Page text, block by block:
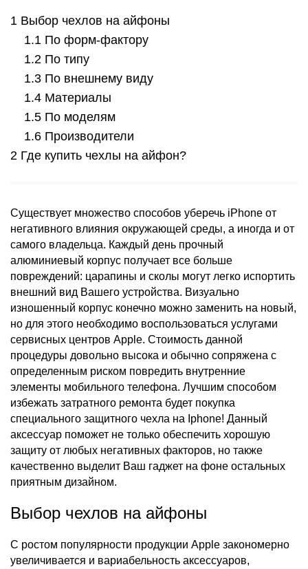
Выбор чехлов на айфоны
По форм-фактору
По типу
По внешнему виду
Материалы
По моделям
Производители
Где купить чехлы на айфон?
Существует множество способов уберечь iPhone от
негативного влияния окружающей среды, а иногда и от
самого владельца. Каждый день прочный
алюминиевый корпус получает все больше
повреждений: царапины и сколы могут легко испортить
внешний вид Вашего устройства. Визуально
изношенный корпус конечно можно заменить на новый,
но для этого необходимо воспользоваться услугами
сервисных центров Apple. Стоимость данной
процедуры довольно высока и обычно сопряжена с
определенным риском повредить внутренние
элементы мобильного телефона. Лучшим способом
избежать затратного ремонта будет покупка
специального защитного чехла на Iphone! Данный
аксессуар поможет не только обеспечить хорошую
защиту от любых негативных факторов, но также
качественно выделит Ваш гаджет на фоне остальных
приятным дизайном.
Выбор чехлов на айфоны
С ростом популярности продукции Apple закономерно
увеличивается и вариабельность аксессуаров,